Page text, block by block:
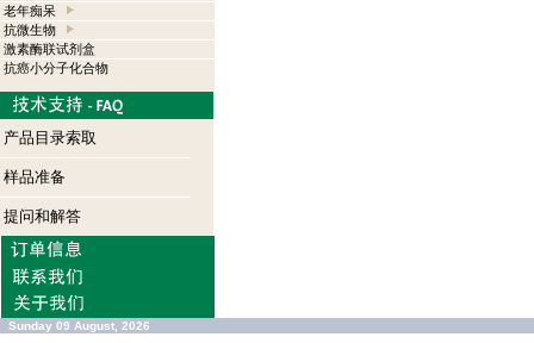
老年痴呆
抗微生物
激素酶联试剂盒
抗癌小分子化合物
产品目录索取
样品准备
提问和解答
Sunday 09 August, 2026